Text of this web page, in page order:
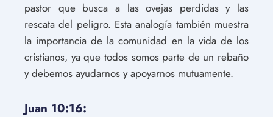
pastor que busca a las ovejas perdidas y las
rescata del peligro. Esta analogía también muestra
la importancia de la comunidad en la vida de los
cristianos, ya que todos somos parte de un rebaño
y debemos ayudarnos y apoyarnos mutuamente.
Juan 10:16: